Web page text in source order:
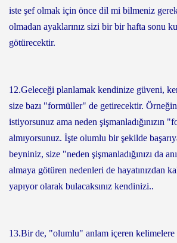
iste şef olmak için önce dil mi bilmeniz
olmadan ayaklarınız sizi bir bir hafta sonu
götürecektir.
12.Geleceği planlamak kendinize güveni,
size bazı "formüller" de getirecektir.
istiyorsunuz ama neden şişmanladığınızın
almıyorsunuz. İşte olumlu bir şekilde
beyniniz, size "neden şişmanladığınızı da
almaya götüren nedenleri de hayatınızdan
yapıyor olarak bulacaksınız kendinizi..
13.Bir de, "olumlu" anlam içeren